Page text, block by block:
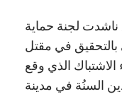
نيويورك في 25 يناير 2006 ناشدت لجنة حماية
بالتحقيق في مقتل
الاشتباك الذي وقع
السنُة في مدينة